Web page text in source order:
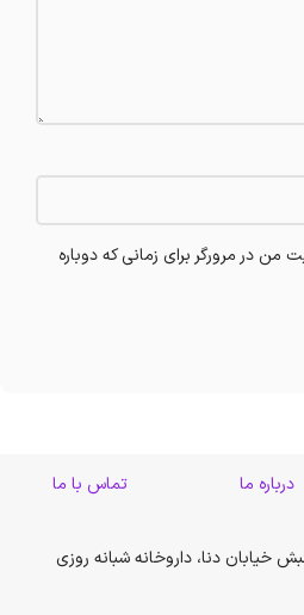
من در مرورگر برای زمانی که دوباره
درباره ما تماس با ما
خیابان دنا، داروخانه شبانه روزی